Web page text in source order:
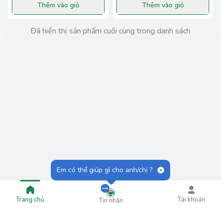
Thêm vào giỏ Thêm vào giỏ
Đã hiển thị sản phẩm cuối cùng trong danh sách
Trang chủ
Em có thể giúp gì cho anh/chị ?
Tin nhắn Tài khoản